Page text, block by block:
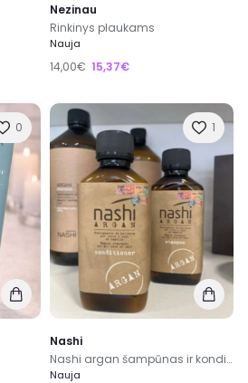
Nezinau
Rinkinys plaukams
Nauja
14,00€ 15,37€
0 1
Nashi
Nashi argan šampūnas ir kondicionierius
Nauja